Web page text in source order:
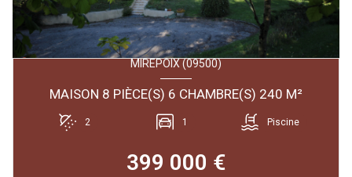
MIREPOIX (09500)
MAISON 8 PIÈCE(S) 6 CHAMBRE(S) 240 M²
2 1 Piscine
399 000 €